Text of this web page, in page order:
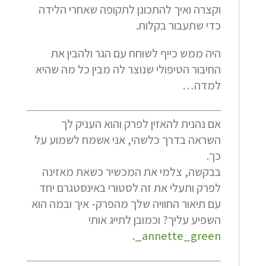
וקצרה ואיך להתכונן לתקופה שאחרי הלידה
כדי שתעבור בקלות.
היה ממש כייף לשוחח עם הגר ולהבין את
החיבור הטיפולי שנוצר לה מבין כל מה שהיא
למדה…
אם נהנית להאזין לפרק והוא העניק לך
השראה בדרך כלשהי, אני אשמח לשמוע על
כך.
בבקשה, צלמי את המכשיר כשאת מאזינה
לפרק ותעלי את זה לסטורי באינסטגרם יחד
עם תיאור החוויה שלך מהפרק- איך ובמה הוא
השפיע עליך? וכמובן לתייג אותי
annette_green_
.